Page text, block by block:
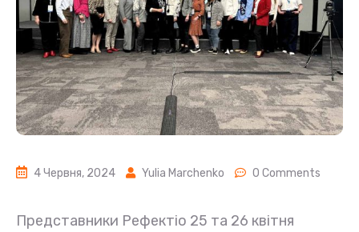
4 Червня, 2024 Yulia Marchenko 0 Comments
Представники Рефектіо 25 та 26 квітня